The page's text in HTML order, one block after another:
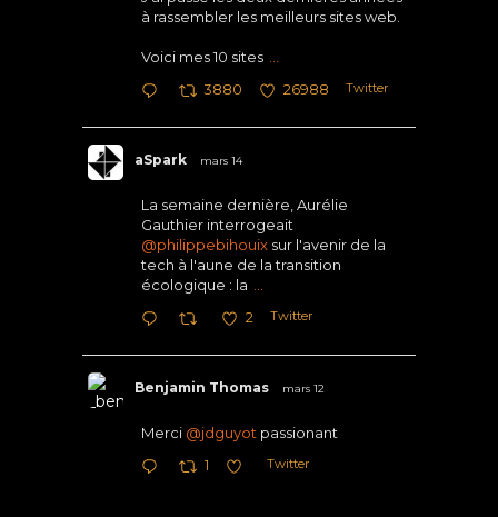
à rassembler les meilleurs sites web.
Voici mes 10 sites
3880 26988 Twitter
aSpark mars 14
La semaine dernière, Aurélie
Gauthier interrogeait
@philippebihouix sur l'avenir de la
tech à l'aune de la transition
écologique : la
2 Twitter
Benjamin Thomas mars 12
Merci @jdguyot passionant
1 Twitter